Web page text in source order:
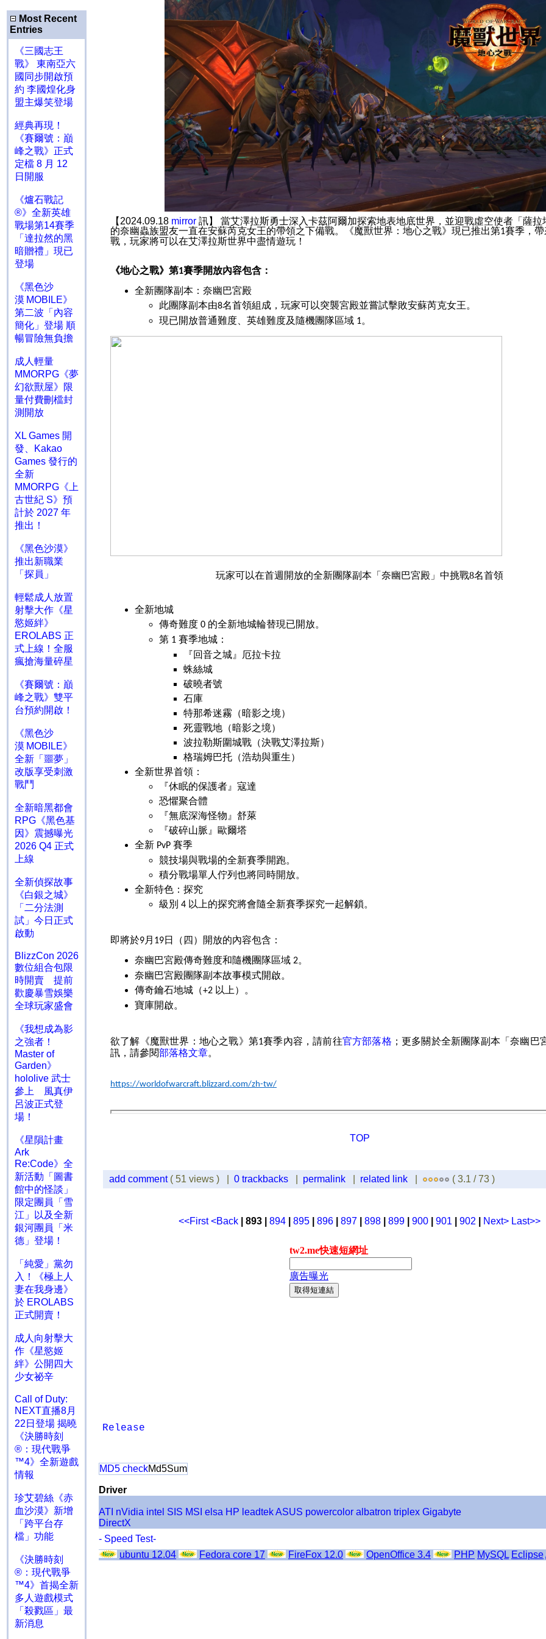
Most Recent
Entries
《三國志王
戰》 東南亞六
國同步開啟預
約 李國煌化身
盟主爆笑登場
經典再現！
《賽爾號：巔
峰之戰》正式
定檔 8 月 12
日開服
《爐石戰記
®》全新英雄
戰場第14賽季
「達拉然的黑
暗贈禮」現已
登場
《黑色沙
漠 MOBILE》
第二波「內容
簡化」登場 順
暢冒險無負擔
成人輕量
MMORPG《夢
幻欲獸屋》限
量付費刪檔封
測開放
XL Games 開
發、Kakao
Games 發行的
全新
MMORPG《上
古世紀 S》預
計於 2027 年
推出！
《黑色沙漠》
推出新職業
「探員」
輕鬆成人放置
射擊大作《星
慾姬絆》
EROLABS 正
式上線！全服
瘋搶海量碎星
《賽爾號：巔
峰之戰》雙平
台預約開啟！
《黑色沙
漠 MOBILE》
全新「噩夢」
改版享受刺激
戰鬥
全新暗黑都會
RPG《黑色基
因》震撼曝光
2026 Q4 正式
上線
全新偵探故事
《白銀之城》
「二分法測
試」今日正式
啟動
BlizzCon 2026
數位組合包限
時開賣 提前
歡慶暴雪娛樂
全球玩家盛會
《我想成為影
之強者！
Master of
Garden》
hololive 武士
參上 風真伊
呂波正式登
場！
《星隕計畫
Ark
Re:Code》全
新活動「圖書
館中的怪談」
限定團員「雪
江」以及全新
銀河團員「米
德」登場！
「純愛」黨勿
入！《極上人
妻在我身邊》
於 EROLABS
正式開賣！
成人向射擊大
作《星慾姬
絆》公開四大
少女祕辛
Call of Duty:
NEXT直播8月
22日登場 揭曉
《決勝時刻
®：現代戰爭
™4》全新遊戲
情報
珍艾碧絲《赤
血沙漠》新增
「跨平台存
檔」功能
《決勝時刻
®：現代戰爭
™4》首揭全新
多人遊戲模式
「殺戮區」最
新消息
【2024.09.18 mirror 訊】 當艾澤拉斯勇士深入卡茲阿爾加探索地表地底世界，並迎戰虛空使者「薩拉
的奈幽蟲族盟友一直在安蘇芮克女王的帶領之下備戰。《魔獸世界：地心之戰》現已推出第1賽季，
戰，玩家將可以在艾澤拉斯世界中盡情遊玩！
《地心之戰》第1賽季開放內容包含：
全新團隊副本：奈幽巴宮殿
此團隊副本由8名首領組成，玩家可以突襲宮殿並嘗試擊敗安蘇芮克女王。
現已開放普通難度、英雄難度及隨機團隊區域 1。
玩家可以在首週開放的全新團隊副本「奈幽巴宮殿」中挑戰8名首領
全新地城
傳奇難度 0 的全新地城輪替現已開放。
第 1 賽季地城：
『回音之城』厄拉卡拉
蛛絲城
破曉者號
石庫
特那希迷霧（暗影之境）
死靈戰地（暗影之境）
波拉勒斯圍城戰（決戰艾澤拉斯）
格瑞姆巴托（浩劫與重生）
全新世界首領：
『休眠的保護者』寇達
恐懼聚合體
『無底深海怪物』舒萊
『破碎山脈』歐爾塔
全新 PvP 賽季
競技場與戰場的全新賽季開跑。
積分戰場單人佇列也將同時開放。
全新特色：探究
級別 4 以上的探究將會隨全新賽季探究一起解鎖。
即將於9月 19日（四）開放的內容包含：
奈幽巴宮殿傳奇難度和隨機團隊區域 2。
奈幽巴宮殿團隊副本故事模式開啟。
傳奇鑰石地城（+2 以上）。
寶庫開啟。
欲了解《魔獸世界：地心之戰》第1賽季內容，請前往官方部落格 ；更多關於全新團隊副本「奈幽巴
訊，請參閱部落格文章。
https://worldofwarcraft.blizzard.com/zh-tw/
TOP
add comment ( 51 views ) | 0 trackbacks permalink related link ( 3.1 / 73 )
<<First<Back | 893 | 894 895 896 897 898 899 900 901 902 Next> Last>>
Release
MD5 checkMd5Sum
Driver
ATI nVidia intel SIS MSI elsa HP leadtekASUS powercolor albatron triplex Gigabyte
DirectX
- Speed Test-
ubuntu 12.04
Fedora core 17 FireFox 12.0 OpenOffice 3.4 PHP MySQL Eclipse